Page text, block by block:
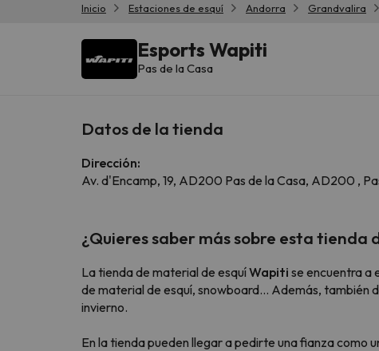
¡Vaya! No hemos encontrado ningún resultado
¡Vaya! Parece que nuestro buscador ha perdido
Inicio Estaciones de esquí Andorra Grandvalira
Esports Wapiti
Pas de la Casa
Datos de la tienda
Dirección:
Av. d'Encamp, 19, AD200 Pas de la Casa, AD200 ,
¿Quieres saber más sobre esta tienda
La tienda de material de esquíWapiti se encuentra a
de material de esquí, snowboard... Además, también
invierno.
En la tienda pueden llegar a pedirte una fianza